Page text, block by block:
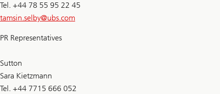
Tel. +44 78 55 95 22 45
tamsin.selby@ubs.com
PR Representatives
Sutton
Sara Kietzmann
Tel. +44 7715 666 052